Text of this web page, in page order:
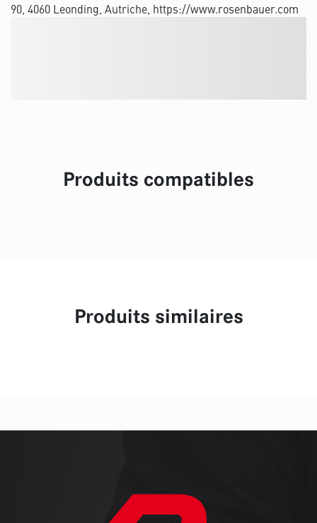
90, 4060 Leonding, Autriche, https://www.rosenbauer.com
Produits compatibles
Produits similaires